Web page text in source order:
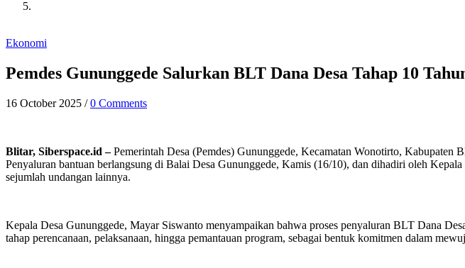
Ekonomi
Pemdes Gununggede Salurkan BLT Dana Desa Tahap 10
16 October 2025 /0 Comments
Blitar, Siberspace.id –Pemerintah Desa (Pemdes) Gununggede, Kecamatan Wonotirto,
Penyaluran bantuan berlangsung di Balai Desa Gununggede, Kamis (16/10), dan dihadiri oleh
sejumlah undangan lainnya.
Kepala Desa Gununggede, Mayar Siswanto menyampaikan bahwa proses penyaluran BLT Dana
tahap perencanaan, pelaksanaan, hingga pemantauan program, sebagai bentuk komitmen dalam